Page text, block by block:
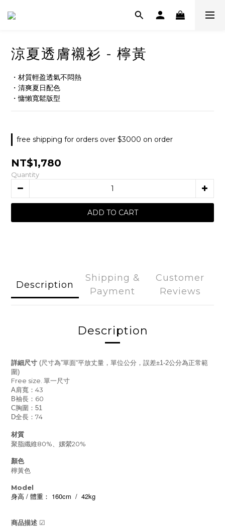
涼夏透膚襯衫 - 檸黃
・材質輕盈透氣不悶熱
・清爽夏日配色
・慵懶寬鬆版型
free shipping for orders over $3000 on order
NT$1,780
Quantity
ADD TO CART
Description
Shipping &
Payment
Customer
Reviews
Description
詳細尺寸 (尺寸為”單面“平放丈量，單位公分，誤差±1-2公分為正常範
圍)
Free size. 單一尺寸
A肩寬：43
B袖長：60
C胸圍： 51
D全長：74
材質
聚脂纖維80%、嫘縈20%
顏色
檸黃色
Model
身高 / 體重： 160cm / 42kg
商品描述 ☑